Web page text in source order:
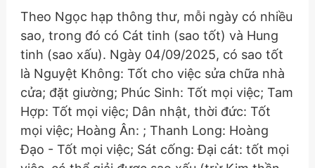
Theo Ngọc hạp thông thư, mỗi ngày có nhiều
sao, trong đó có Cát tinh (sao tốt) và Hung
tinh (sao xấu). Ngày 04/09/2025, có sao tốt
là Nguyệt Không: Tốt cho việc sửa chữa nhà
cửa; đặt giường; Phúc Sinh: Tốt mọi việc; Tam
Hợp: Tốt mọi việc; Dân nhật, thời đức: Tốt
mọi việc; Hoàng Ân: ; Thanh Long: Hoàng
Đạo - Tốt mọi việc; Sát cống: Đại cát: tốt mọi